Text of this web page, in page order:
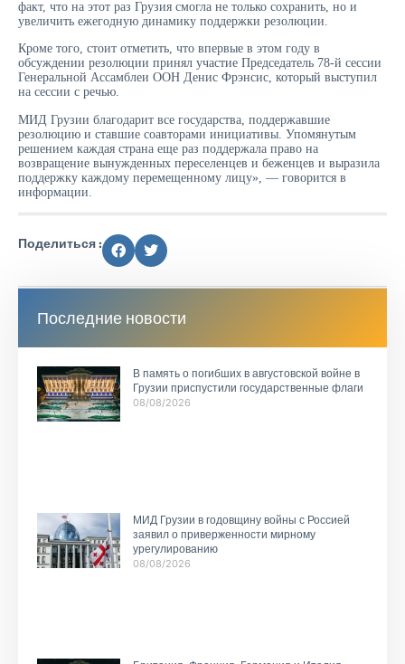
факт, что на этот раз Грузия смогла не только сохранить, но и
увеличить ежегодную динамику поддержки резолюции.
Кроме того, стоит отметить, что впервые в этом году в
обсуждении резолюции принял участие Председатель 78-й сессии
Генеральной Ассамблеи ООН Денис Фрэнсис, который выступил
на сессии с речью.
МИД Грузии благодарит все государства, поддержавшие
резолюцию и ставшие соавторами инициативы. Упомянутым
решением каждая страна еще раз поддержала право на
возвращение вынужденных переселенцев и беженцев и выразила
поддержку каждому перемещенному лицу», — говорится в
информации.
Поделиться :
Последние новости
В память о погибших в августовской войне в
Грузии приспустили государственные флаги
08/08/2026
МИД Грузии в годовщину войны с Россией
заявил о приверженности мирному
урегулированию
08/08/2026